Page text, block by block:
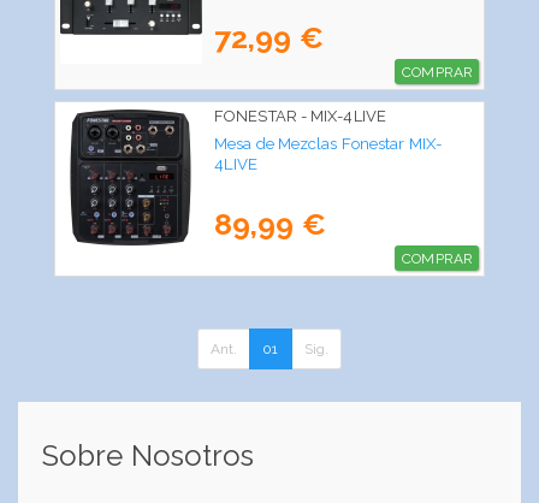
72,99 €
COMPRAR
FONESTAR - MIX-4LIVE
Mesa de Mezclas Fonestar MIX-
4LIVE
89,99 €
COMPRAR
Ant. 01 Sig.
Sobre Nosotros